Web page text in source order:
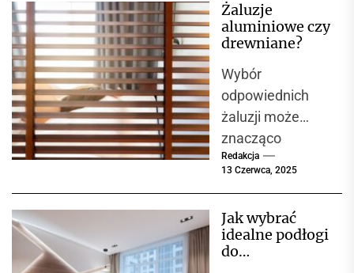
charakter i
sprawiają, że
niej...
Żaluzje
aluminiowe czy
drewniane?
Wybór
odpowiednich
żaluzji może
znacząco
wpłynąć na
użytkowania.
Decyzja między
Redakcja
13 Czerwca, 2025
Jak wybrać
idealne podłogi
do